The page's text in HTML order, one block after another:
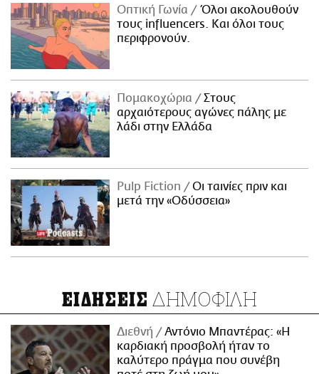
Οπτική Γωνία
Όλοι ακολουθούν
τους influencers. Και όλοι τους
περιφρονούν.
Πομακοχώρια
Στους
αρχαιότερους αγώνες πάλης με
λάδι στην Ελλάδα
Pulp Fiction
Οι ταινίες πριν και
μετά την «Οδύσσεια»
ΕΙΔΗΣΕΙΣ ΔΗΜΟΦΙΛΗ
Διεθνή
Αντόνιο Μπαντέρας: «Η
καρδιακή προσβολή ήταν το
καλύτερο πράγμα που συνέβη